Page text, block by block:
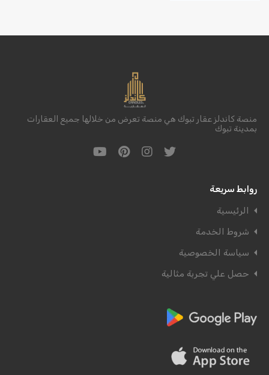
منصة كاندلز عقار تبوك هي منصة تعرض من خلالها جميع العقارات
بمدينة تبوك
روابط سريعة
الرئيسية
شروط الخدمة
سياسة الخصوصية
حصل علي تجربة مثالية